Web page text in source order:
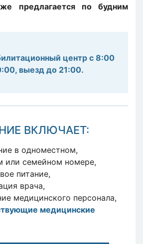
предлагается по будним
центр с 8:00
выезд до 21:00.
ВКЛЮЧАЕТ:
в одноместном,
или семейном номере,
питание,
врача,
медицинского персонала,
медицинские